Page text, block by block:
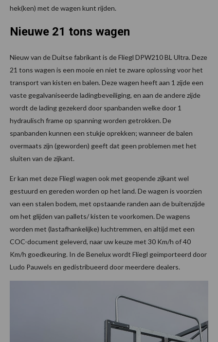
hek(ken) met de wagen kunt rijden.
Nieuwe 21 tons wagen
Nieuw van de Duitse fabrikant is de Fliegl DPW210 BL Ultra. Deze
21 tons wagen is een mooie en niet te zware oplossing voor het
transport van kisten en balen. Deze wagen heeft aan 1 zijde een
vaste gegalvaniseerde ladingbeveiliging, en aan de andere zijde
wordt de lading gezekerd door spanbanden welke door 1
hydraulisch frame op spanning worden getrokken. De
spanbanden kunnen een stukje oprekken; wanneer de balen
overmaats zijn (geworden) geeft dat geen problemen met het
sluiten van de zijkant.
Er kan met deze Fliegl wagen ook met geopende zijkant wel
gestuurd en gereden worden op het land. De wagen is voorzien
van een stalen bodem, met opstaande randen aan de buitenzijde
om het glijden van pallets/ kisten te voorkomen. De wagens
worden met (lastafhankelijke) luchtremmen, en altijd met een
COC-document geleverd, naar uw keuze met 30 Km/h of 40
Km/h goedkeuring. In de Benelux wordt Fliegl geïmporteerd door
Ludo Pauwels en gedistribueerd door meerdere dealers.